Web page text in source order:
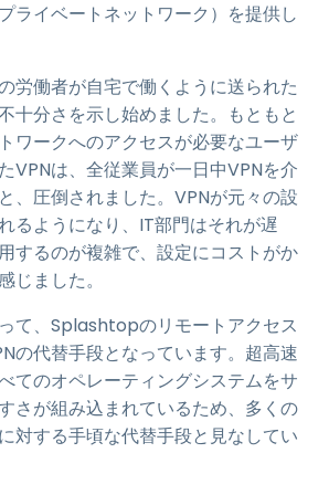
ライベートネットワーク）を提供し
労働者が自宅で働くように送られた
十分さを示し始めました。もともと
ワークへのアクセスが必要なユーザ
VPNは、全従業員が一日中VPNを介
、圧倒されました。VPNが元々の設
るようになり、IT部門はそれが遅
するのが複雑で、設定にコストがか
じました。
て、Splashtopのリモートアクセス
の代替手段となっています。超高速
てのオペレーティングシステムをサ
さが組み込まれているため、多くの
対する手頃な代替手段と見なしてい